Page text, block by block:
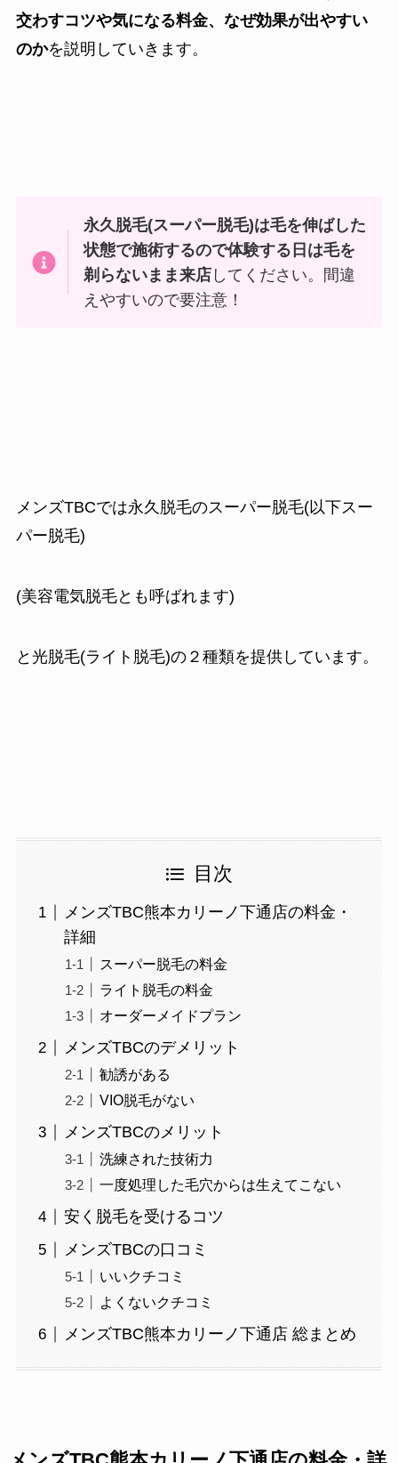
交わすコツや気になる料金、なぜ効果が出やすい
のかを説明していきます。
永久脱毛(スーパー脱毛)は毛を伸ばした
状態で施術するので体験する日は毛を
剃らないまま来店 してください。間違
えやすいので要注意！
メンズTBCでは永久脱毛のスーパー脱毛(以下スー
パー脱毛)
(美容電気脱毛とも呼ばれます)
と光脱毛(ライト脱毛)の２種類を提供しています。
目次
メンズTBC熊本カリーノ下通店の料金・
詳細
スーパー脱毛の料金
ライト脱毛の料金
オーダーメイドプラン
メンズTBCのデメリット
勧誘がある
VIO脱毛がない
メンズTBCのメリット
洗練された技術力
一度処理した毛穴からは生えてこない
安く脱毛を受けるコツ
メンズTBCの口コミ
いいクチコミ
よくないクチコミ
メンズTBC熊本カリーノ下通店 総まとめ